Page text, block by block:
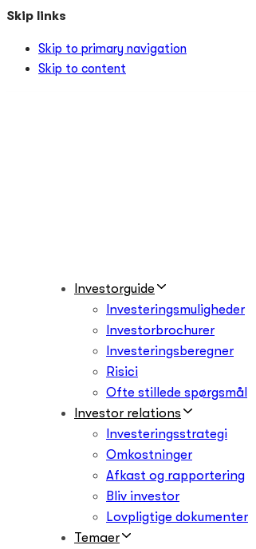
Skip links
Skip to primary navigation
Skip to content
Investorguide
Investeringsmuligheder
Investorbrochurer
Investeringsberegner
Risici
Ofte stillede spørgsmål
Investor relations
Investeringsstrategi
Omkostninger
Afkast og rapportering
Bliv investor
Lovpligtige dokumenter
Temaer